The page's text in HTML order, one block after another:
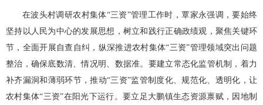
在波头村调研农村集体“三资”管理工作时，覃家永强调，要始终
坚持以人民为中心的发展思想，树立和践行正确政绩观，聚焦关键环
节，全面开展自查自纠，纵深推进农村集体“三资”管理领域突出问题
整治，确保底数清、情况明、数据准。要建立常态化监管机制，着力
补齐漏洞和薄弱环节，推动“三资”监管制度化、规范化、透明化，让
农村集体“三资”在阳光下运行。要立足大鹏镇生态资源禀赋，因地制